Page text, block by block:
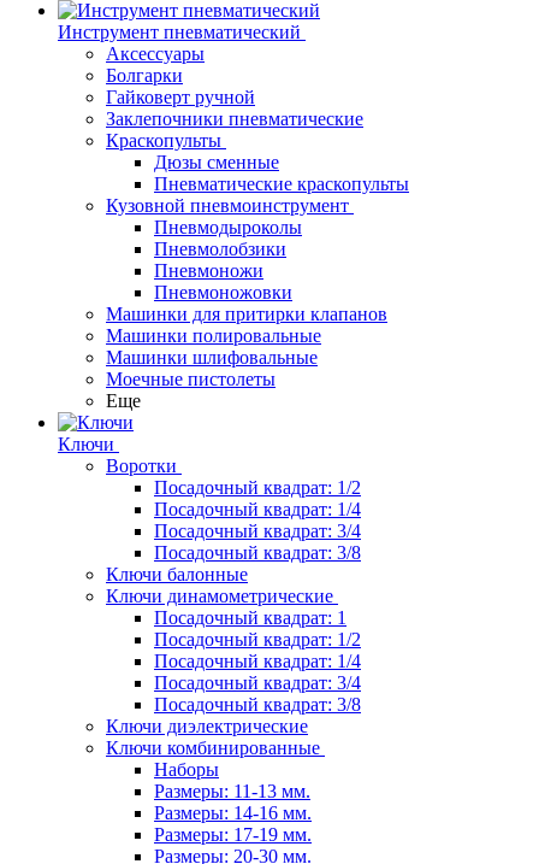
Инструмент пневматический
Аксессуары
Болгарки
Гайковерт ручной
Заклепочники пневматические
Краскопульты
Дюзы сменные
Пневматические краскопульты
Кузовной пневмоинструмент
Пневмодыроколы
Пневмолобзики
Пневмоножи
Пневмоножовки
Машинки для притирки клапанов
Машинки полировальные
Машинки шлифовальные
Моечные пистолеты
Еще
Ключи
Воротки
Посадочный квадрат: 1/2
Посадочный квадрат: 1/4
Посадочный квадрат: 3/4
Посадочный квадрат: 3/8
Ключи балонные
Ключи динамометрические
Посадочный квадрат: 1
Посадочный квадрат: 1/2
Посадочный квадрат: 1/4
Посадочный квадрат: 3/4
Посадочный квадрат: 3/8
Ключи диэлектрические
Ключи комбинированные
Наборы
Размеры: 11-13 мм.
Размеры: 14-16 мм.
Размеры: 17-19 мм.
Размеры: 20-30 мм.